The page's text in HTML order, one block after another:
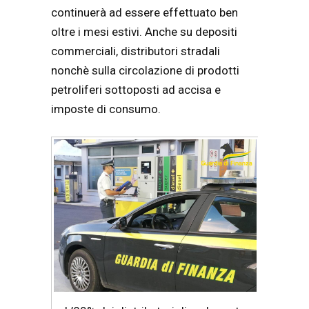
continuerà ad essere effettuato ben
oltre i mesi estivi. Anche su depositi
commerciali, distributori stradali
nonchè sulla circolazione di prodotti
petroliferi sottoposti ad accisa e
imposte di consumo.